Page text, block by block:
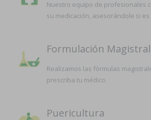
Nuestro equipo de profesionales
su medicación, asesorándole si
Formulación Magistral
Realizamos las fórmulas
prescriba tu médico.
Puericultura